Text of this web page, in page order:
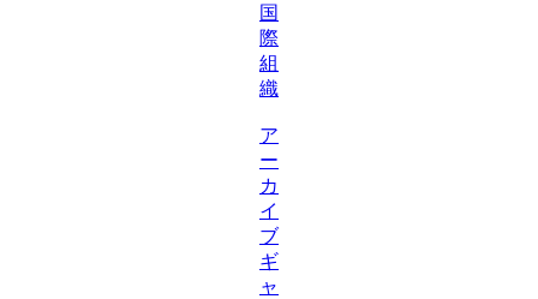
国
際
組
織
ア
ー
カ
イ
ブ
ギ
ャ